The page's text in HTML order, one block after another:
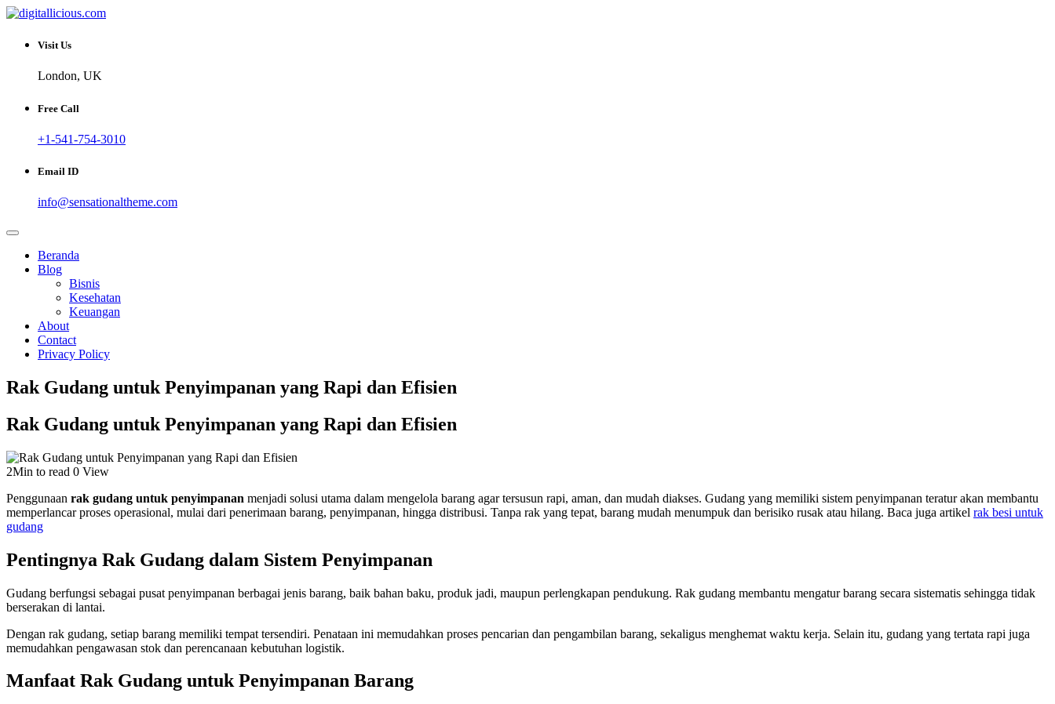
Skip
content
digitallicious.com
Sharing Digital Information
Visit Us
London, UK
Free Call
+1-541-754-3010
Email ID
info@sensationaltheme.com
Beranda
Blog
Bisnis
Kesehatan
Keuangan
About
Contact
Privacy Policy
Rak Gudang untuk Penyimpanan yang Rapi dan Efisien
Rak Gudang untuk Penyimpanan yang Rapi dan Efisien
2Min to read 0 View
Penggunaan rak gudang untuk penyimpanan menjadi solusi utama dalam mengelola barang agar tersusun rapi, aman, dan mudah diakses. Gudang yang memiliki sistem penyimpanan teratur akan membantu
memperlancar proses operasional, mulai dari penerimaan barang, penyimpanan, hingga distribusi. Tanpa rak yang tepat, barang mudah menumpuk dan berisiko rusak atau hilang. Baca juga artikel rak besi untuk
gudang
Pentingnya Rak Gudang dalam Sistem Penyimpanan
Gudang berfungsi sebagai pusat penyimpanan berbagai jenis barang, baik bahan baku, produk jadi, maupun perlengkapan pendukung. Rak gudang membantu mengatur barang secara sistematis sehingga tidak
berserakan di lantai.
Dengan rak gudang, setiap barang memiliki tempat tersendiri. Penataan ini memudahkan proses pencarian dan pengambilan barang, sekaligus menghemat waktu kerja. Selain itu, gudang yang tertata rapi juga
memudahkan pengawasan stok dan perencanaan kebutuhan logistik.
Manfaat Rak Gudang untuk Penyimpanan Barang